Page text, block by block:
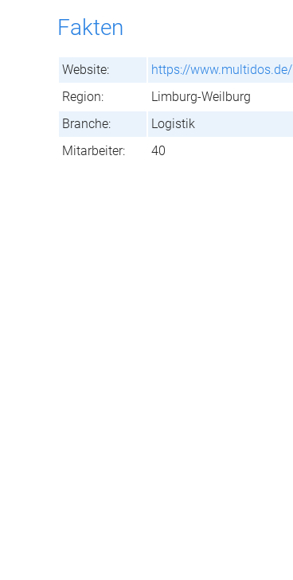
Fakten
Website:
https://www.multidos.de/
Region:
Limburg-Weilburg
Branche:
Logistik
Mitarbeiter:
40